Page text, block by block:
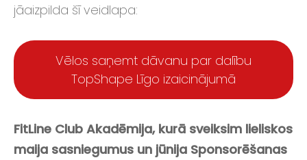
jāaizpilda šī veidlapa:
Vēlos saņemt dāvanu par dalību
TopShape Līgo izaicinājumā
FitLine Club Akadēmija, kurā sveiksim lieliskos
maija sasniegumus un jūnija Sponsorēšanas